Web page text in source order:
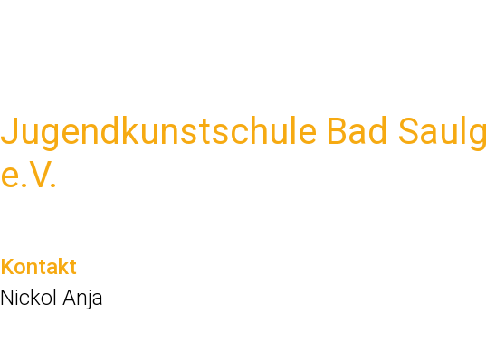
Jugendkunstschule Bad
e.V.
Kontakt
Nickol Anja